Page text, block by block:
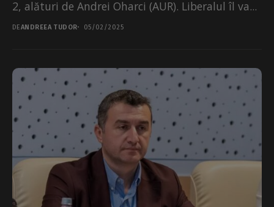
2, alături de Andrei Oharci (AUR). Liberalul îl va...
DEANDREEA TUDOR 05/02/2025